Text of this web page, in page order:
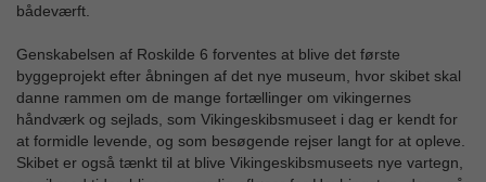
bådeværft.
Genskabelsen af Roskilde 6 forventes at blive det første
byggeprojekt efter åbningen af det nye museum, hvor skibet skal
danne rammen om de mange fortællinger om vikingernes
håndværk og sejlads, som Vikingeskibsmuseet i dag er kendt for
at formidle levende, og som besøgende rejser langt for at opleve.
Skibet er også tænkt til at blive Vikingeskibsmuseets nye vartegn,